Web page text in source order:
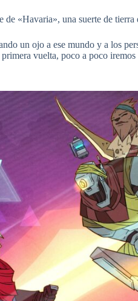
de «Havaria», una suerte de
un ojo a ese mundo y a los
vuelta, poco a poco